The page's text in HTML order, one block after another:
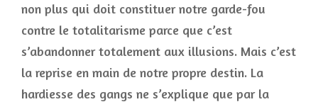
non plus qui doit constituer notre garde-fou
contre le totalitarisme parce que c’est
s’abandonner totalement aux illusions. Mais c’est
la reprise en main de notre propre destin. La
hardiesse des gangs ne s’explique que par la